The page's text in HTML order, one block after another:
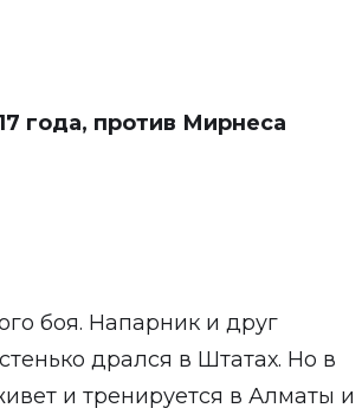
года, против Мирнеса
боя. Напарник и друг
дрался в Штатах. Но в
и тренируется в Алматы и